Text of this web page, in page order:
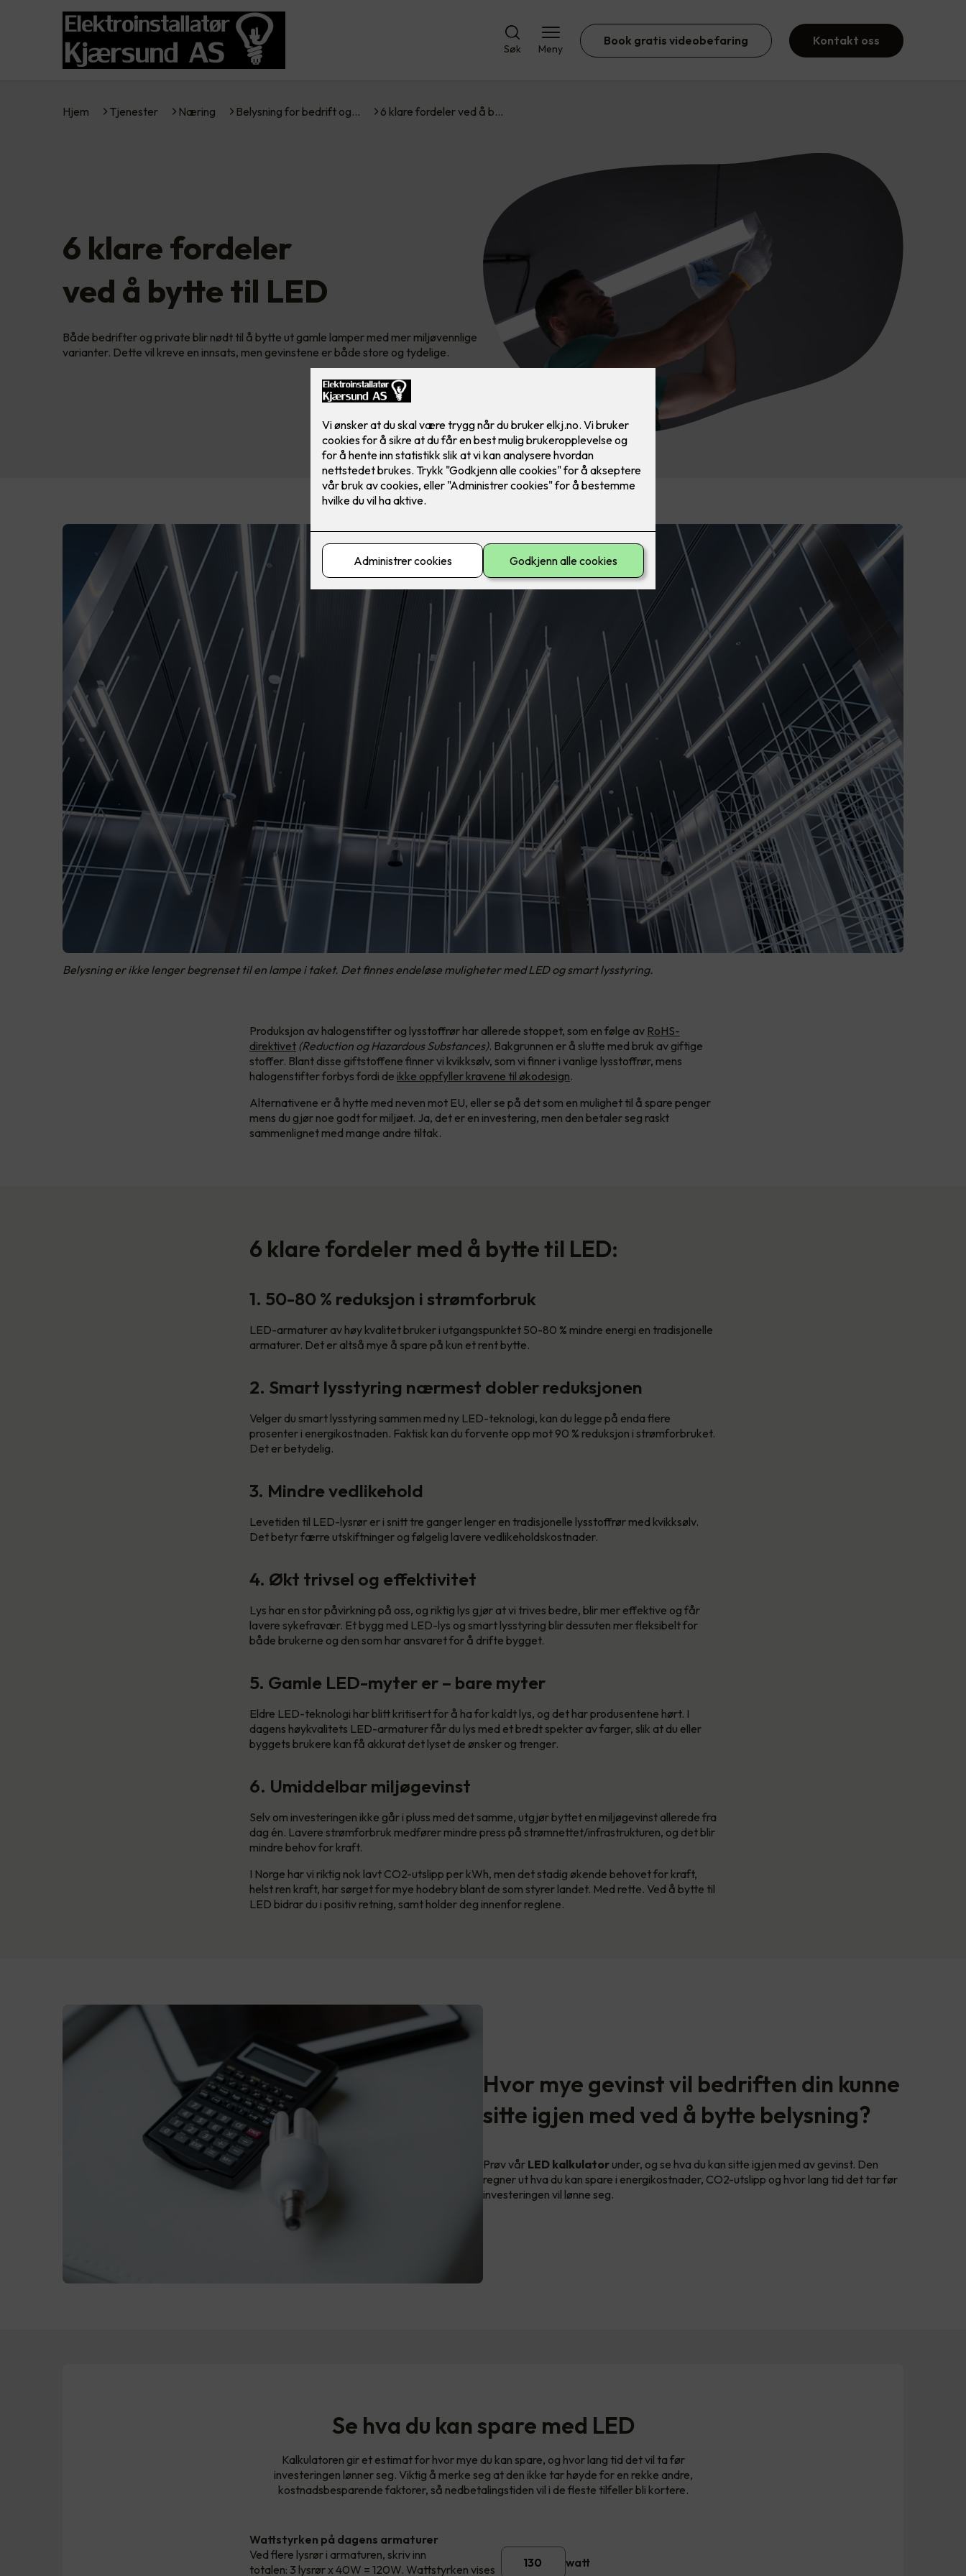
Søk Meny
Book gratis videobefaring Kontakt oss
Hjem Tjenester Næring Belysning for bedrift og… 6 klare fordeler ved å b…
6 klare fordeler
ved å bytte til LED
Både bedrifter og private blir nødt til å bytte ut gamle lamper med mer miljøvennlige
varianter. Dette vil kreve en innsats, men gevinstene er både store og tydelige.
Belysning er ikke lenger begrenset til en lampe i taket. Det finnes endeløse muligheter med LED og smart lysstyring.
Produksjon av halogenstifter og lysstoffrør har allerede stoppet, som en følge av RoHS-
direktivet (Reduction og Hazardous Substances). Bakgrunnen er å slutte med bruk av giftige
stoffer. Blant disse giftstoffene finner vi kvikksølv, som vi finner i vanlige lysstoffrør, mens
halogenstifter forbys fordi de ikke oppfyller kravene til økodesign.
Alternativene er å hytte med neven mot EU, eller se på det som en mulighet til å spare penger
mens du gjør noe godt for miljøet. Ja, det er en investering, men den betaler seg raskt
sammenlignet med mange andre tiltak.
6 klare fordeler med å bytte til LED:
1. 50-80 % reduksjon i strømforbruk
LED-armaturer av høy kvalitet bruker i utgangspunktet 50-80 % mindre energi en tradisjonelle
armaturer. Det er altså mye å spare på kun et rent bytte.
2. Smart lysstyring nærmest dobler reduksjonen
Velger du smart lysstyring sammen med ny LED-teknologi, kan du legge på enda flere
prosenter i energikostnaden. Faktisk kan du forvente opp mot 90 % reduksjon i strømforbruket.
Det er betydelig.
3. Mindre vedlikehold
Levetiden til LED-lysrør er i snitt tre ganger lenger en tradisjonelle lysstoffrør med kvikksølv.
Det betyr færre utskiftninger og følgelig lavere vedlikeholdskostnader.
4. Økt trivsel og effektivitet
Lys har en stor påvirkning på oss, og riktig lys gjør at vi trives bedre, blir mer effektive og får
lavere sykefravær. Et bygg med LED-lys og smart lysstyring blir dessuten mer fleksibelt for
både brukerne og den som har ansvaret for å drifte bygget.
5. Gamle LED-myter er – bare myter
Eldre LED-teknologi har blitt kritisert for å ha for kaldt lys, og det har produsentene hørt. I
dagens høykvalitets LED-armaturer får du lys med et bredt spekter av farger, slik at du eller
byggets brukere kan få akkurat det lyset de ønsker og trenger.
6. Umiddelbar miljøgevinst
Selv om investeringen ikke går i pluss med det samme, utgjør byttet en miljøgevinst allerede fra
dag én. Lavere strømforbruk medfører mindre press på strømnettet/infrastrukturen, og det blir
mindre behov for kraft.
I Norge har vi riktig nok lavt CO2-utslipp per kWh, men det stadig økende behovet for kraft,
helst ren kraft, har sørget for mye hodebry blant de som styrer landet. Med rette. Ved å bytte til
LED bidrar du i positiv retning, samt holder deg innenfor reglene.
Hvor mye gevinst vil bedriften din kunne
sitte igjen med ved å bytte belysning?
Prøv vår LED kalkulator under, og se hva du kan sitte igjen med av gevinst. Den
regner ut hva du kan spare i energikostnader, CO2-utslipp og hvor lang tid det tar før
investeringen vil lønne seg.
Se hva du kan spare med LED
Kalkulatoren gir et estimat for hvor mye du kan spare, og hvor lang tid det vil ta før
investeringen lønner seg. Viktig å merke seg at den ikke tar høyde for en rekke andre,
kostnadsbesparende faktorer, så nedbetalingstiden vil i de fleste tilfeller bli kortere.
Wattstyrken på dagens armaturer
Ved flere lysrør i armaturen, skriv inn
totalen: 3 lysrør x 40W = 120W. Wattstyrken vises
watt